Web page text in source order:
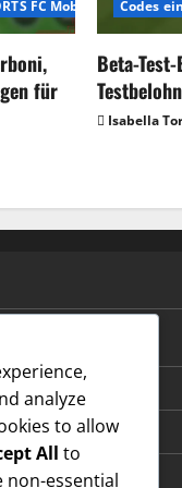
FC Mobile
für
Codes
Beta-
Isabella
analyze
to allow
All to
non-essential